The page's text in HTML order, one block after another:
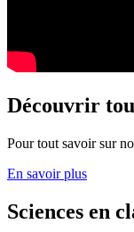
Découvrir
Pour tout savoir sur
En savoir plus
Sciences en